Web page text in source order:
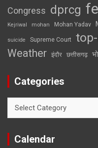
Congress dprcg
Kejriwal mohan Mohan Yadav
suicide Supreme Court
Weather इंदौर छत्तीसगढ़
Categories
Calendar